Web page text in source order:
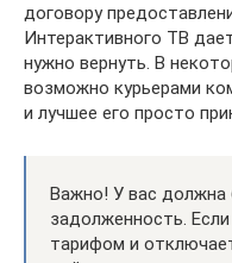
договору
Интерактивного ТВ
нужно вернуть. В
возможно курьерами
и лучшее его просто
Важно! У вас должна
задолженность.
тарифом и